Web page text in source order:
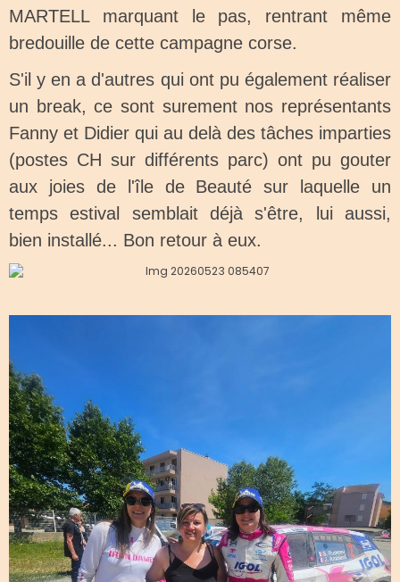
MARTELL marquant le pas, rentrant même
bredouille de cette campagne corse.
S'il y en a d'autres qui ont pu également réaliser
un break, ce sont surement nos représentants
Fanny et Didier qui au delà des tâches imparties
(postes CH sur différents parc) ont pu gouter
aux joies de l'île de Beauté sur laquelle un
temps estival semblait déjà s'être, lui aussi,
bien installé... Bon retour à eux.